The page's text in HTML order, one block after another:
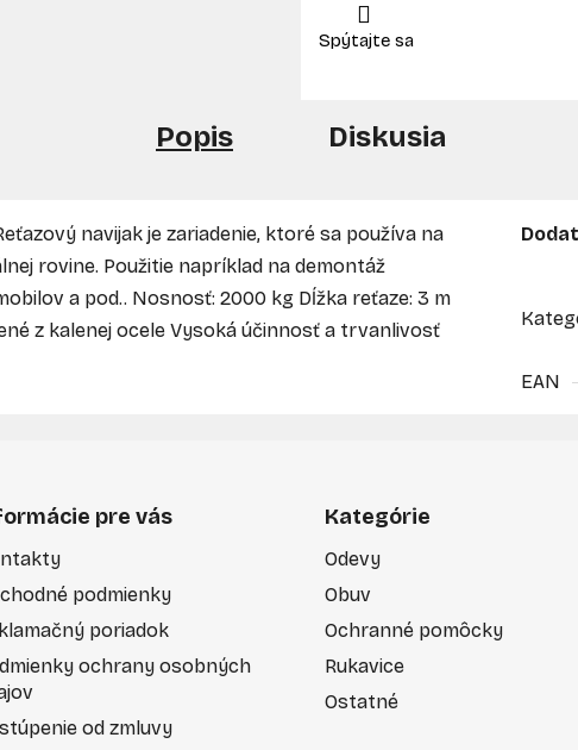
Popis Diskusia
navijak je zariadenie, ktoré sa používa na
rovine. Použitie napríklad na demontáž
a pod.. Nosnosť: 2000 kg Dĺžka reťaze: 3 m
z kalenej ocele Vysoká účinnosť a trvanlivosť
EAN
pre vás
podmienky
poriadok
ochrany osobných
od zmluvy
Kategórie
Odevy
Obuv
Ochranné pomôcky
Rukavice
Ostatné